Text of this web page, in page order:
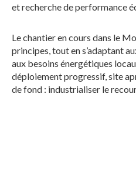
et recherche de performance
Le chantier en cours dans le
principes, tout en s’adaptant
aux besoins énergétiques
déploiement progressif, site
de fond : industrialiser le